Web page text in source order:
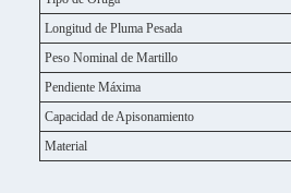
Longitud de Pluma Pesada
Peso Nominal de Martillo
Pendiente Máxima
Capacidad de Apisonamiento
Material